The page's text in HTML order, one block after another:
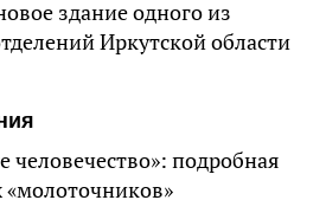
здание одного из
Иркутской области
подробная
«молоточников»